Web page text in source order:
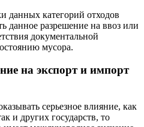
данных категорий отходов
данное разрешение на ввоз или
документальной
мусора.
на экспорт и импорт
серьезное влияние, как
и других государств, то